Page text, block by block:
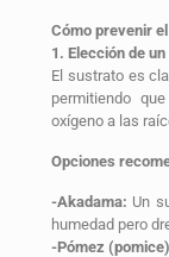
Cómo prevenir
1. Elección de
El sustrato es
permitiendo
oxígeno a las
Opciones
-Akadama: Un
humedad pero
-Pómez